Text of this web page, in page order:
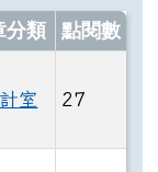
分類 點閱數
115年7月基金
：115年7月平
室 27